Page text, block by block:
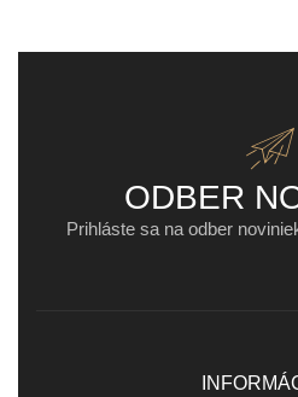
ODBER
Prihláste sa na odber